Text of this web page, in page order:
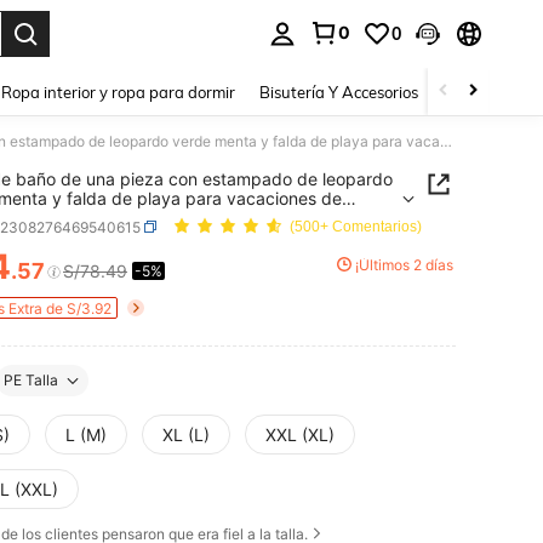
0 0
Ropa interior y ropa para dormir Bisutería Y Accesorios Zapatos
Traje de baño de una pieza con estampado de leopardo verde menta y falda de playa para vacaciones de verano
baño de una pieza con estampado de leopardo
y falda de playa para vacaciones de
(500+ Comentarios)
AND AVAILABILITY
.57 S/78.49 -5% ¡Últimos 2 días
Extra de S/3.92
PE Talla
L (M) XL (L) XXL (XL)
(XXL)
de los clientes pensaron que era fiel a la talla.